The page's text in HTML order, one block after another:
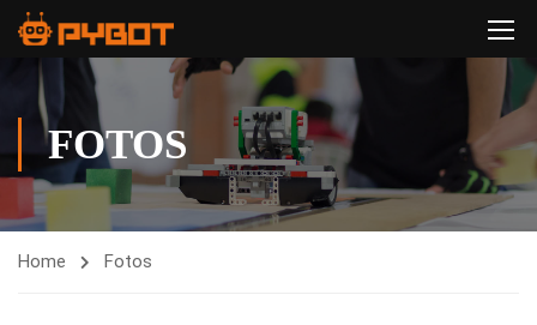
FOTOS
Home Fotos